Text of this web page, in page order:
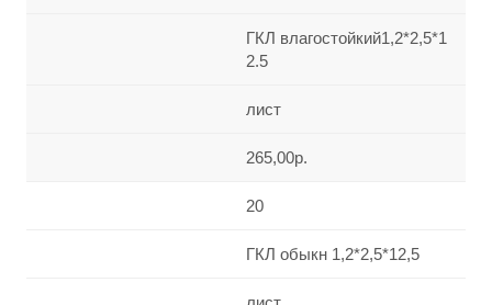
ГКЛ влагостойкий1,2*2,5*1
2.5
лист
265,00р.
20
ГКЛ обыкн 1,2*2,5*12,5